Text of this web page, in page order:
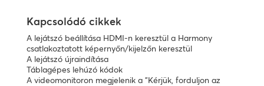
Kapcsolódó cikkek
A lejátszó beállítása HDMI-n keresztül a Harmony
csatlakoztatott képernyőn/kijelzőn keresztül
A lejátszó újraindítása
Táblagépes lehúzó kódok
A videomonitoron megjelenik a "Kérjük, forduljon az